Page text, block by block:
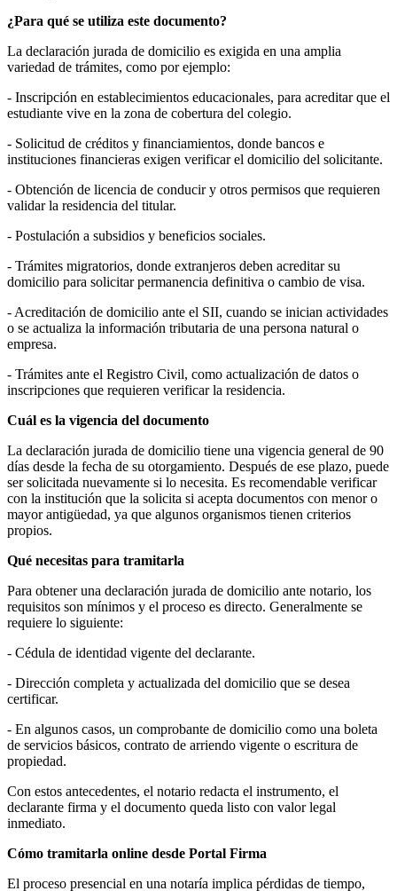
¿Para qué se utiliza este documento?
La declaración jurada de domicilio es exigida en una amplia
variedad de trámites, como por ejemplo:
- Inscripción en establecimientos educacionales, para acreditar que el
estudiante vive en la zona de cobertura del colegio.
- Solicitud de créditos y financiamientos, donde bancos e
instituciones financieras exigen verificar el domicilio del solicitante.
- Obtención de licencia de conducir y otros permisos que requieren
validar la residencia del titular.
- Postulación a subsidios y beneficios sociales.
- Trámites migratorios, donde extranjeros deben acreditar su
domicilio para solicitar permanencia definitiva o cambio de visa.
- Acreditación de domicilio ante el SII, cuando se inician actividades
o se actualiza la información tributaria de una persona natural o
empresa.
- Trámites ante el Registro Civil, como actualización de datos o
inscripciones que requieren verificar la residencia.
Cuál es la vigencia del documento
La declaración jurada de domicilio tiene una vigencia general de 90
días desde la fecha de su otorgamiento. Después de ese plazo, puede
ser solicitada nuevamente si lo necesita. Es recomendable verificar
con la institución que la solicita si acepta documentos con menor o
mayor antigüedad, ya que algunos organismos tienen criterios
propios.
Qué necesitas para tramitarla
Para obtener una declaración jurada de domicilio ante notario, los
requisitos son mínimos y el proceso es directo. Generalmente se
requiere lo siguiente:
- Cédula de identidad vigente del declarante.
- Dirección completa y actualizada del domicilio que se desea
certificar.
- En algunos casos, un comprobante de domicilio como una boleta
de servicios básicos, contrato de arriendo vigente o escritura de
propiedad.
Con estos antecedentes, el notario redacta el instrumento, el
declarante firma y el documento queda listo con valor legal
inmediato.
Cómo tramitarla online desde Portal Firma
El proceso presencial en una notaría implica pérdidas de tiempo,